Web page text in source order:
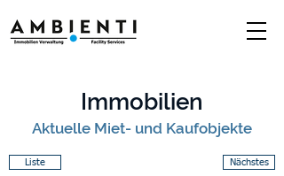
Immobilien
Aktuelle Miet- und Kaufobjekte
Liste Nächstes